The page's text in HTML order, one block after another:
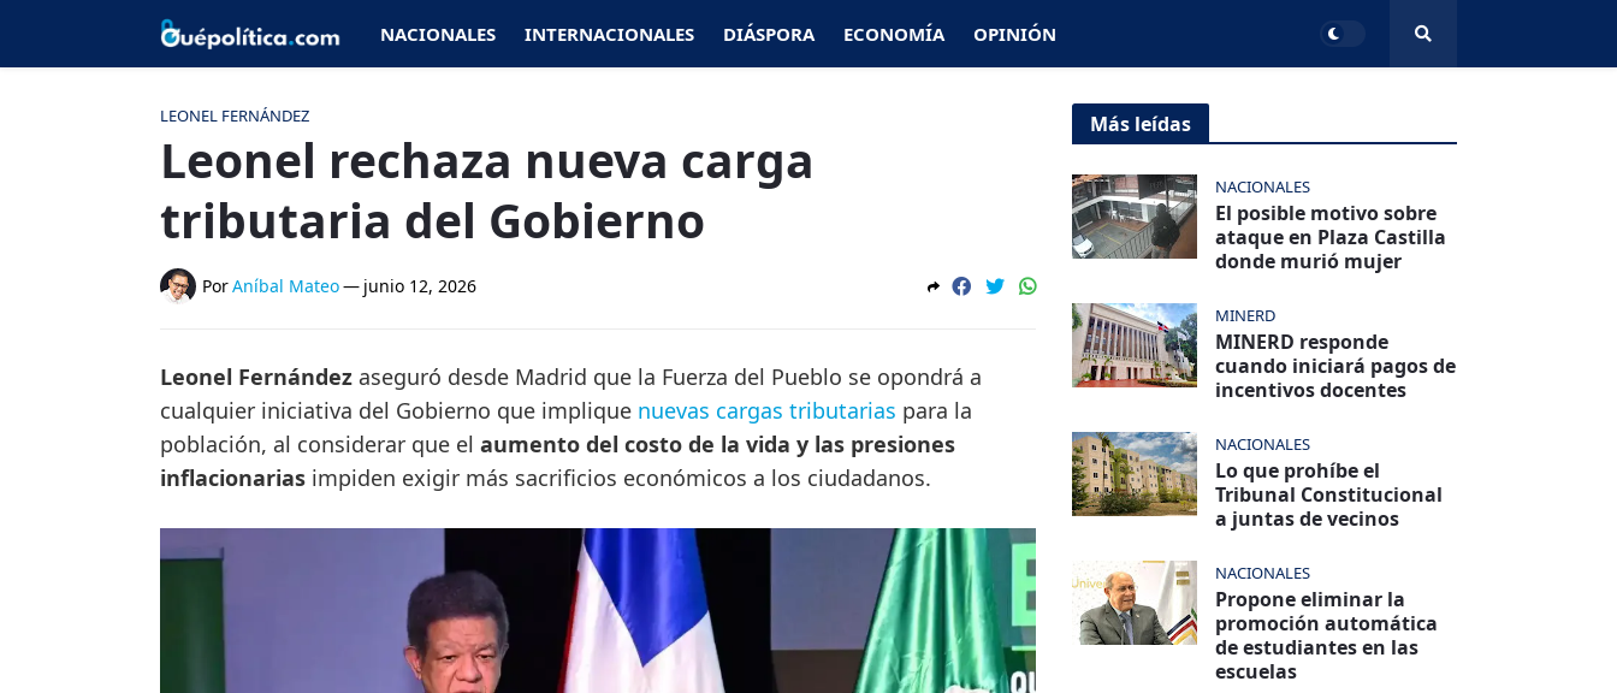
NACIONALES INTERNACIONALES DIÁSPORA ECONOMÍA OPINIÓN
LEONEL FERNÁNDEZ
Leonel rechaza nueva carga
tributaria del Gobierno
PorAníbal Mateo— junio 12, 2026
Leonel Fernández aseguró desde Madrid que la Fuerza del Pueblo se opondrá a
cualquier iniciativa del Gobierno que implique nuevas cargas tributarias para la
población, al considerar que el aumento del costo de la vida y las presiones
inflacionarias impiden exigir más sacrificios económicos a los ciudadanos.
Más leídas
NACIONALES
El posible motivo sobre
ataque en Plaza Castilla
donde murió mujer
MINERD
MINERD responde
cuando iniciará pagos de
incentivos docentes
NACIONALES
Lo que prohíbe el
Tribunal Constitucional
a juntas de vecinos
NACIONALES
Propone eliminar la
promoción automática
de estudiantes en las
escuelas